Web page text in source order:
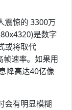
震惊的 3300万
是数字
或将取代
帧速率。如果用
降高达40亿像
会有明显模糊